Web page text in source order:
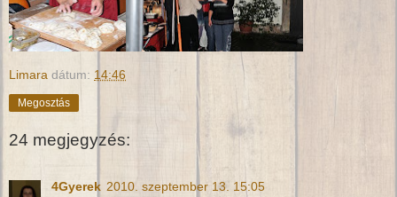
Limara dátum: 14:46
Megosztás
24 megjegyzés:
4Gyerek 2010. szeptember 13. 15:05